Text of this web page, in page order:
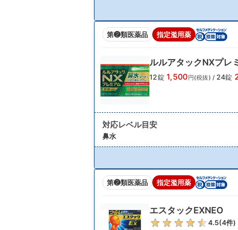
第❷類医薬品 指定濫用薬
ルルアタックNXプレ
12錠 1,500円(税抜) / 24錠
対応レベル目安
鼻水
第❷類医薬品 指定濫用薬
エスタックEXNEO
4.5(4件)